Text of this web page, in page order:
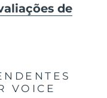
de
VOICE